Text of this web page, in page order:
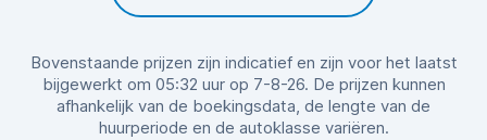
Bovenstaande prijzen zijn indicatief en zijn voor het laatst
bijgewerkt om 05:32 uur op 7-8-26. De prijzen kunnen
afhankelijk van de boekingsdata, de lengte van de
huurperiode en de autoklasse variëren.